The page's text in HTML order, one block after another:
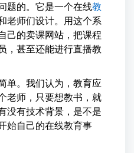
题的。它是一个在线教
老师们设计。用这个系
己的卖课网站，把课程
，甚至还能进行直播教
单。我们认为，教育应
老师，只要想教书，就
没有技术背景，是不是
始自己的在线教育事